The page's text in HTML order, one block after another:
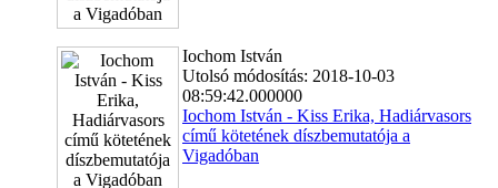
Iochom István
Utolsó módosítás: 2018-10-03
08:59:42.000000
Iochom István - Kiss Erika, Hadiárvasors
című kötetének díszbemutatója a
Vigadóban